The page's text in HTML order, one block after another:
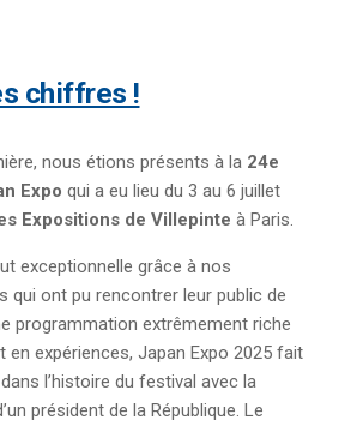
chiffres !
nous étions présents à la 24e
Expo qui a eu lieu du 3 au 6 juillet
Expositions de Villepinte à Paris.
exceptionnelle grâce à nos
qui ont pu rencontrer leur public de
programmation extrêmement riche
en expériences, Japan Expo 2025 fait
l’histoire du festival avec la
président de la République. Le